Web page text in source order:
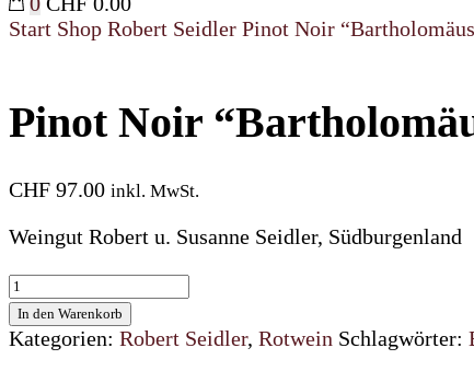
schließen
Start Shop Robert Seidler Pinot Noir
Pinot Noir
CHF 97.00 inkl. MwSt.
Weingut Robert u. Susanne Seidler, Südburgenland
Pinot
Noir
“Bartholomäus“
In den Warenkorb
Kategorien: Robert Seidler, Rotwein Schlagwörter: